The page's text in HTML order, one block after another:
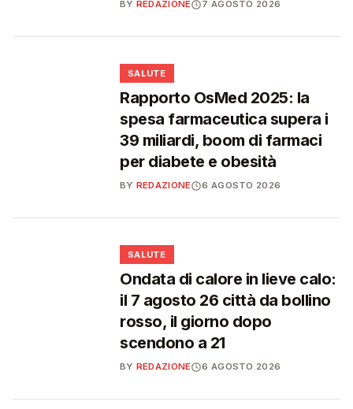
BY REDAZIONE 7 AGOSTO 2026
SALUTE
Rapporto OsMed 2025: la
spesa farmaceutica supera i
39 miliardi, boom di farmaci
per diabete e obesità
BY REDAZIONE 6 AGOSTO 2026
SALUTE
Ondata di calore in lieve calo:
il 7 agosto 26 città da bollino
rosso, il giorno dopo
scendono a 21
BY REDAZIONE 6 AGOSTO 2026